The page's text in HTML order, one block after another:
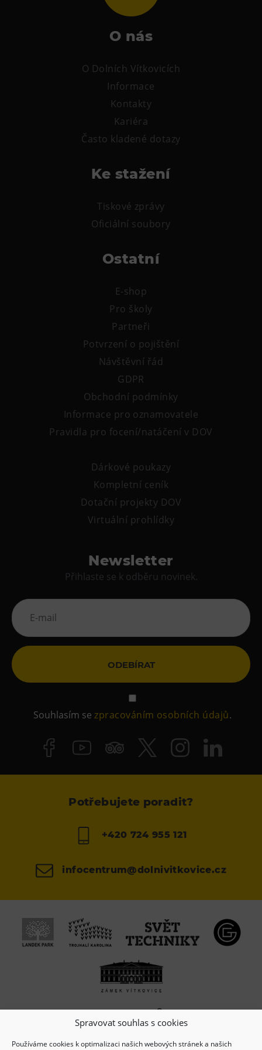
Spravovat souhlas s cookies
Používáme cookies k optimalizaci našich webových stránek a našich
Tematické dárkové poukazy
Kroužky pro děti
O nás
O Dolních Vítkovicích
Informace
Kontakty
Kariéra
Často kladené dotazy
Ke stažení
Tiskové zprávy
Oficiální soubory
Ostatní
E-shop
Pro školy
Partneři
Potvrzení o pojištění
Návštěvní řád
GDPR
Obchodní podmínky
Informace pro oznamovatele
Pravidla pro focení/natáčení v DOV
Dárkové poukazy
Kompletní ceník
Dotační projekty DOV
Virtuální prohlídky
Newsletter
Přihlaste se k odběru novinek.
ODEBÍRAT
Souhlasím sezpracováním osobních údajů.
Potřebujete poradit?
+420 724 955 121
infocentrum@dolnivitkovice.cz